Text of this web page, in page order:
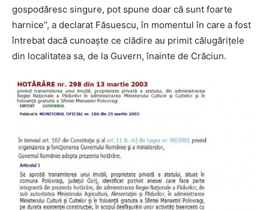
gospodăresc singure, pot spune doar că sunt foarte
harnice”, a declarat Făsuescu, în momentul în care a fost
întrebat dacă cunoaşte ce clădire au primit călugăriţele
din localitatea sa, de la Guvern, înainte de Crăciun.